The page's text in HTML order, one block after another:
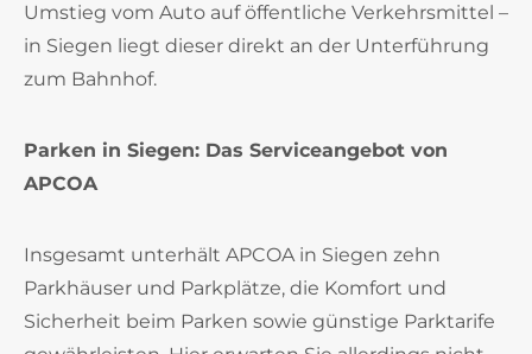
Umstieg vom Auto auf öffentliche Verkehrsmittel –
in Siegen liegt dieser direkt an der Unterführung
zum Bahnhof.
Parken in Siegen: Das Serviceangebot von
APCOA
Insgesamt unterhält APCOA in Siegen zehn
Parkhäuser und Parkplätze, die Komfort und
Sicherheit beim Parken sowie günstige Parktarife